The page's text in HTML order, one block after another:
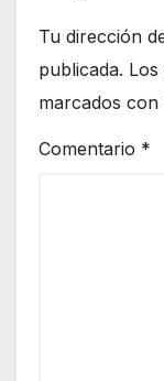
Tu dirección
publicada.
marcados con
Comentario *